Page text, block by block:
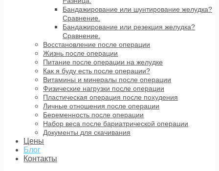
Бандажирование или шунтирование желудка?
Сравнение.
Бандажирование или резекция желудка?
Сравнение.
Восстановление после операции
Жизнь после операции
Питание после операции на желудке
Как я буду есть после операции?
Витамины и минералы после операции
Физические нагрузки после операции
Пластическая операция после похудения
Личные отношения после операции
Беременность после операции
Набор веса после бариатрической операции
Документы для скачивания
Цены
Блог
Контакты